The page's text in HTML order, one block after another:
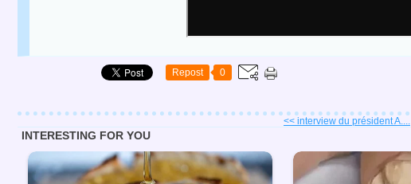
Repost 0
<< interview du président A....